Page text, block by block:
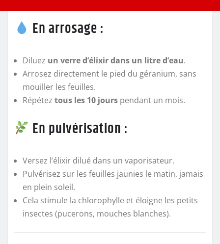
En arrosage :
Diluez un verre d’élixir dans un litre d’eau.
Arrosez directement le pied du géranium, sans
mouiller les feuilles.
Répétez tous les 10 jours pendant un mois.
En pulvérisation :
Versez l’élixir dilué dans un vaporisateur.
Pulvérisez sur les feuilles jaunies le matin, jamais
en plein soleil.
Cela stimule la chlorophylle et éloigne les petits
insectes (pucerons, mouches blanches).